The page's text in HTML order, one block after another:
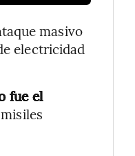
masivo
electricidad
fue el